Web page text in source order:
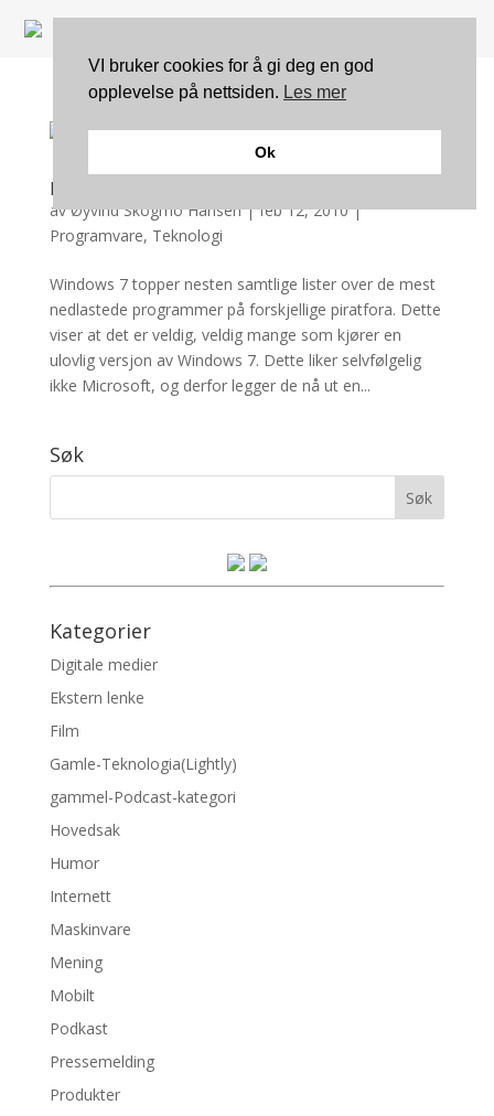
Nå skal piratene fanges
avØyvind Skogmo Hansen|feb 12, 2010|
Programvare, Teknologi
Windows 7 topper nesten samtlige lister over de mest
nedlastede programmer på forskjellige piratfora. Dette
viser at det er veldig, veldig mange som kjører en
ulovlig versjon av Windows 7. Dette liker selvfølgelig
ikke Microsoft, og derfor legger de nå ut en...
Søk
Kategorier
Digitale medier
Ekstern lenke
Film
Gamle-Teknologia(Lightly)
gammel-Podcast-kategori
Hovedsak
Humor
Internett
Maskinvare
Mening
Mobilt
Podkast
Pressemelding
Produkter
VI bruker cookies for å gi deg en god
opplevelse på nettsiden. Les mer
Ok